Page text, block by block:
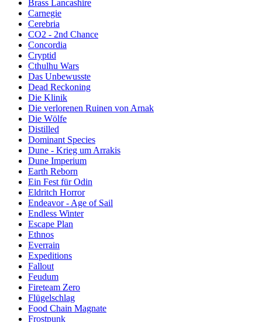
Brass Lancashire
Carnegie
Cerebria
CO2 - 2nd Chance
Concordia
Cryptid
Cthulhu Wars
Das Unbewusste
Dead Reckoning
Die Klinik
Die verlorenen Ruinen von Arnak
Die Wölfe
Distilled
Dominant Species
Dune - Krieg um Arrakis
Dune Imperium
Earth Reborn
Ein Fest für Odin
Eldritch Horror
Endeavor - Age of Sail
Endless Winter
Escape Plan
Ethnos
Everrain
Expeditions
Fallout
Feudum
Fireteam Zero
Flügelschlag
Food Chain Magnate
Frostpunk